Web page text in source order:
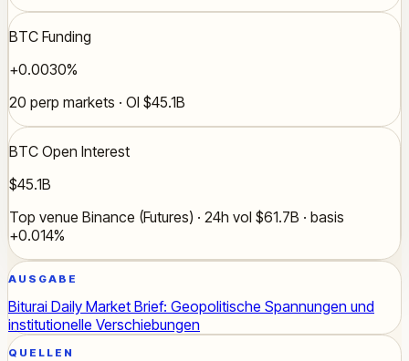
BTC Funding
+0.0030%
20 perp markets · OI $45.1B
BTC Open Interest
$45.1B
Top venue Binance (Futures) · 24h vol $61.7B · basis
+0.014%
AUSGABE
Biturai Daily Market Brief: Geopolitische Spannungen und
institutionelle Verschiebungen
QUELLEN